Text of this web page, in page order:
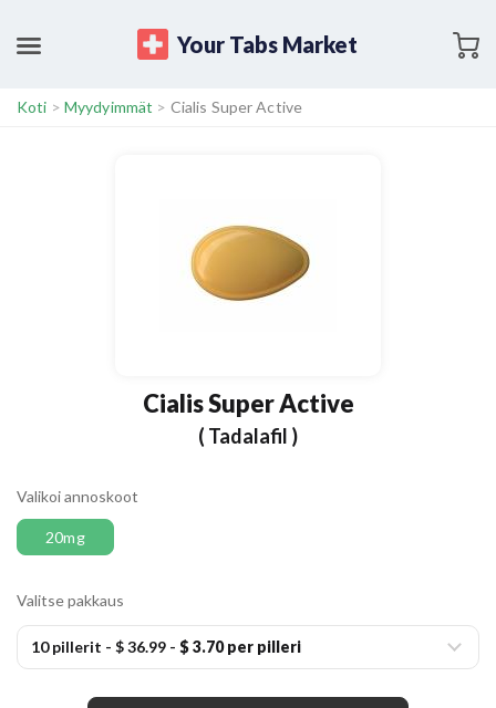
Your Tabs Market
Koti > Myydyimmät > Cialis Super Active
Cialis Super Active
( Tadalafil )
Valikoi annoskoot
20mg
Valitse pakkaus
10 pillerit - $ 36.99 - $ 3.70 per pilleri